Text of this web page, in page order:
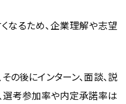
なるため、企業理解や志望
の後にインターン、面談、説
選考参加率や内定承諾率は